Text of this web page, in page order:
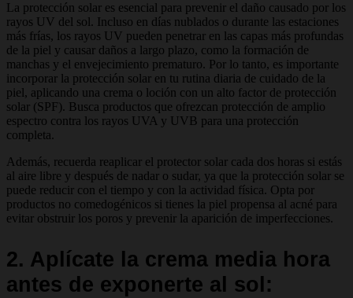
La protección solar es esencial para prevenir el daño causado por los
rayos UV del sol. Incluso en días nublados o durante las estaciones
más frías, los rayos UV pueden penetrar en las capas más profundas
de la piel y causar daños a largo plazo, como la formación de
manchas y el envejecimiento prematuro. Por lo tanto, es importante
incorporar la protección solar en tu rutina diaria de cuidado de la
piel, aplicando una crema o loción con un alto factor de protección
solar (SPF). Busca productos que ofrezcan protección de amplio
espectro contra los rayos UVA y UVB para una protección
completa.
Además, recuerda reaplicar el protector solar cada dos horas si estás
al aire libre y después de nadar o sudar, ya que la protección solar se
puede reducir con el tiempo y con la actividad física. Opta por
productos no comedogénicos si tienes la piel propensa al acné para
evitar obstruir los poros y prevenir la aparición de imperfecciones.
2. Aplícate la crema media hora
antes de exponerte al sol: